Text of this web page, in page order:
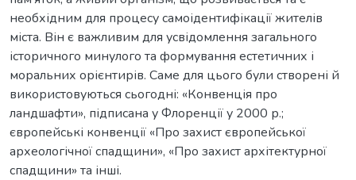
необхідним для процесу самоідентифікації жителів
міста. Він є важливим для усвідомлення загального
історичного минулого та формування естетичних і
моральних орієнтирів. Саме для цього були створені й
використовуються сьогодні: «Конвенція про
ландшафти», підписана у Флоренції у 2000 р.;
європейські конвенції «Про захист європейської
археологічної спадщини», «Про захист архітектурної
спадщини» та інші.